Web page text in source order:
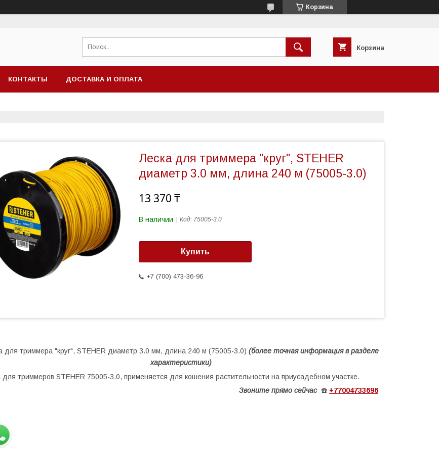
Корзина
Корзина
КОНТАКТЫ ДОСТАВКА И ОПЛАТА
Леска для триммера "круг", STEHER
диаметр 3.0 мм, длина 240 м (75005-3.0)
13 370 ₸
В наличии Код: 75005-3.0
Купить
+7 (700) 473-36-96
для триммера "круг", STEHER диаметр 3.0 мм, длина 240 м (75005-3.0) (более точная информация в разделе
характеристики)
для триммеров STEHER 75005-3.0, применяется для кошения растительности на приусадебном участке.
Звоните прямо сейчас ☎️ +77004733696